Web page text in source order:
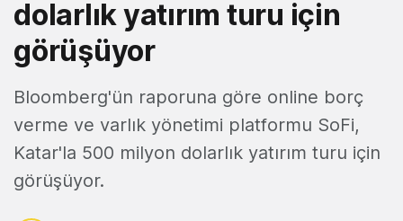
dolarlık yatırım turu için
görüşüyor
Bloomberg'ün raporuna göre online borç
verme ve varlık yönetimi platformu SoFi,
Katar'la 500 milyon dolarlık yatırım turu için
görüşüyor.